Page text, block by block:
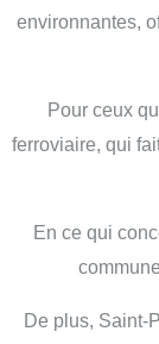
environnantes,
Pour ceux
ferroviaire, qui
En ce qui
De plus, Saint-